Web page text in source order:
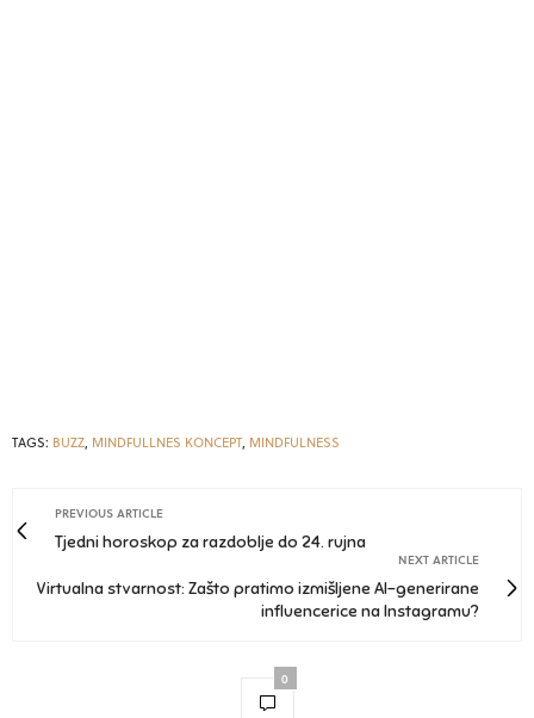
TAGS: BUZZ, MINDFULLNES KONCEPT, MINDFULNESS
PREVIOUS ARTICLE
Tjedni horoskop za razdoblje do 24. rujna
NEXT ARTICLE
Virtualna stvarnost: Zašto pratimo izmišljene AI-generirane
influencerice na Instagramu?
0